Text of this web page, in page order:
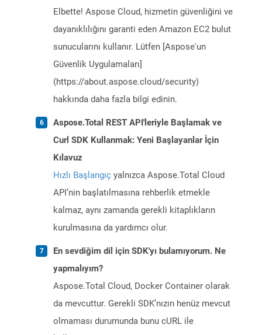
Elbette! Aspose Cloud, hizmetin güvenliğini ve
dayanıklılığını garanti eden Amazon EC2 bulut
sunucularını kullanır. Lütfen [Aspose'un
Güvenlik Uygulamaları]
(https://about.aspose.cloud/security)
hakkında daha fazla bilgi edinin.
Aspose.Total REST API'leriyle Başlamak ve
Curl SDK Kullanmak: Yeni Başlayanlar İçin
Kılavuz
Hızlı Başlangıç yalnızca Aspose.Total Cloud
API’nin başlatılmasına rehberlik etmekle
kalmaz, aynı zamanda gerekli kitaplıkların
kurulmasına da yardımcı olur.
En sevdiğim dil için SDK'yı bulamıyorum. Ne
yapmalıyım?
Aspose.Total Cloud, Docker Container olarak
da mevcuttur. Gerekli SDK’nızın henüz mevcut
olmaması durumunda bunu cURL ile